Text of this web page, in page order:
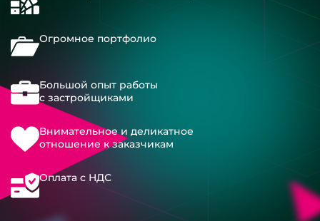
Огромное портфолио
Большой опыт работы
с застройщиками
Внимательное и деликатное
отношение к заказчикам
Оплата с НДС